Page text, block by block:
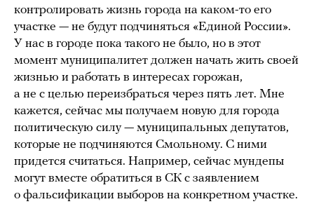
контролировать жизнь города на каком-то его
участке — не будут подчиняться «Единой России».
У нас в городе пока такого не было, но в этот
момент муниципалитет должен начать жить своей
жизнью и работать в интересах горожан,
а не с целью переизбраться через пять лет. Мне
кажется, сейчас мы получаем новую для города
политическую силу — муниципальных депутатов,
которые не подчиняются Смольному. С ними
придется считаться. Например, сейчас мундепы
могут вместе обратиться в СК с заявлением
о фальсификации выборов на конкретном участке.